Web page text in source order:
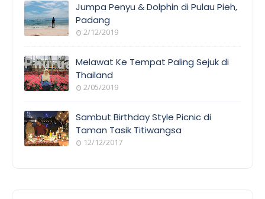
Jumpa Penyu & Dolphin di Pulau Pieh,
Padang
2/12/2019
Melawat Ke Tempat Paling Sejuk di
Thailand
2/05/2019
Sambut Birthday Style Picnic di
Taman Tasik Titiwangsa
12/12/2017